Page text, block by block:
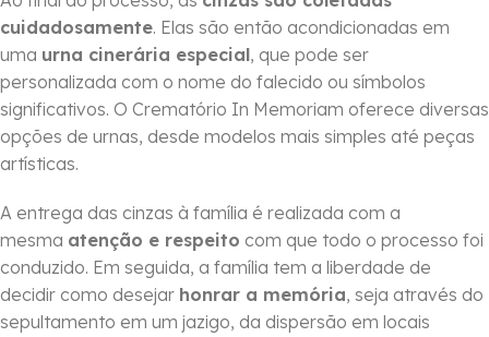
cuidadosamente. Elas são então acondicionadas em
uma urna cinerária especial, que pode ser
personalizada com o nome do falecido ou símbolos
significativos. O Crematório In Memoriam oferece diversas
opções de urnas, desde modelos mais simples até peças
artísticas.
A entrega das cinzas à família é realizada com a
mesma atenção e respeito com que todo o processo foi
conduzido. Em seguida, a família tem a liberdade de
decidir como desejar honrar a memória, seja através do
sepultamento em um jazigo, da dispersão em locais